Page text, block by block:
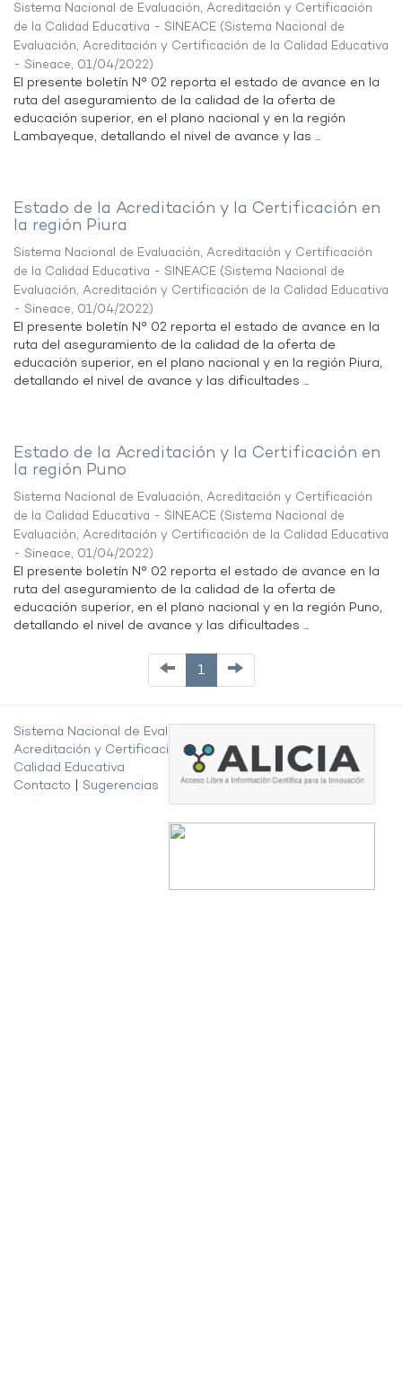
Sistema Nacional de Evaluación, Acreditación y Certificación
de la Calidad Educativa - SINEACE (Sistema Nacional de
Evaluación, Acreditación y Certificación de la Calidad Educativa
- Sineace, 01/04/2022)
El presente boletín N° 02 reporta el estado de avance en la
ruta del aseguramiento de la calidad de la oferta de
educación superior, en el plano nacional y en la región
Lambayeque, detallando el nivel de avance y las ...
Estado de la Acreditación y la Certificación en
la región Piura
Sistema Nacional de Evaluación, Acreditación y Certificación
de la Calidad Educativa - SINEACE (Sistema Nacional de
Evaluación, Acreditación y Certificación de la Calidad Educativa
- Sineace, 01/04/2022)
El presente boletín N° 02 reporta el estado de avance en la
ruta del aseguramiento de la calidad de la oferta de
educación superior, en el plano nacional y en la región Piura,
detallando el nivel de avance y las dificultades ...
Estado de la Acreditación y la Certificación en
la región Puno
Sistema Nacional de Evaluación, Acreditación y Certificación
de la Calidad Educativa - SINEACE (Sistema Nacional de
Evaluación, Acreditación y Certificación de la Calidad Educativa
- Sineace, 01/04/2022)
El presente boletín N° 02 reporta el estado de avance en la
ruta del aseguramiento de la calidad de la oferta de
educación superior, en el plano nacional y en la región Puno,
detallando el nivel de avance y las dificultades ...
1
Sistema Nacional de Evaluación,
Acreditación y Certificación de la
Calidad Educativa
Contacto
Sugerencias